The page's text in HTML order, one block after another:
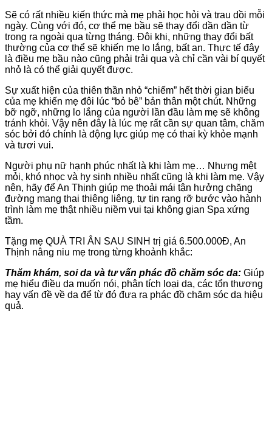
Sẽ có rất nhiều kiến thức mà mẹ phải học hỏi và trau dồi mỗi
ngày. Cùng với đó, cơ thể mẹ bầu sẽ thay đổi dần dần từ
trong ra ngoài qua từng tháng. Đôi khi, những thay đổi bất
thường của cơ thể sẽ khiến mẹ lo lắng, bất an. Thực tế đây
là điều mẹ bầu nào cũng phải trải qua và chỉ cần vài bí quyết
nhỏ là có thể giải quyết được.
Sự xuất hiện của thiên thần nhỏ “chiếm” hết thời gian biểu
của mẹ khiến mẹ đôi lúc “bỏ bê” bản thân một chút. Những
bỡ ngỡ, những lo lắng của người lần đầu làm mẹ sẽ không
tránh khỏi. Vậy nên đây là lúc mẹ rất cần sự quan tâm, chăm
sóc bởi đó chính là động lực giúp mẹ có thai kỳ khỏe mạnh
và tươi vui.
Người phụ nữ hạnh phúc nhất là khi làm mẹ… Nhưng mệt
mỏi, khó nhọc và hy sinh nhiều nhất cũng là khi làm mẹ. Vậy
nên, hãy để An Thịnh giúp mẹ thoải mái tận hưởng chặng
đường mang thai thiêng liêng, tự tin rạng rỡ bước vào hành
trình làm mẹ thật nhiều niềm vui tại không gian Spa xứng
tầm.
Tặng mẹ QUÀ TRI ÂN SAU SINH trị giá 6.500.000Đ, An
Thịnh nâng niu mẹ trong từng khoảnh khắc:
Thăm khám, soi da và tư vấn phác đồ chăm sóc da: Giúp
mẹ hiểu điều da muốn nói, phân tích loại da, các tổn thương
hay vấn đề về da để từ đó đưa ra phác đồ chăm sóc da hiệu
quả.